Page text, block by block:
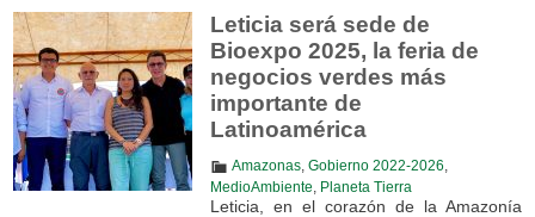
Leticia será sede de
Bioexpo 2025, la feria de
negocios verdes más
importante de
Latinoamérica
Amazonas, Gobierno 2022-2026
MedioAmbiente
Planeta Tierra
Leticia, en el corazón de la Amazonía